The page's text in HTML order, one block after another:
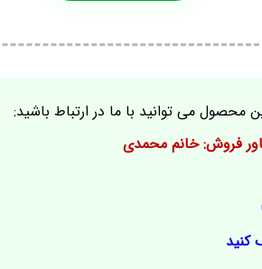
می توانید با ما در ارتباط باشید:
فروش: خانم محمدی
کنید